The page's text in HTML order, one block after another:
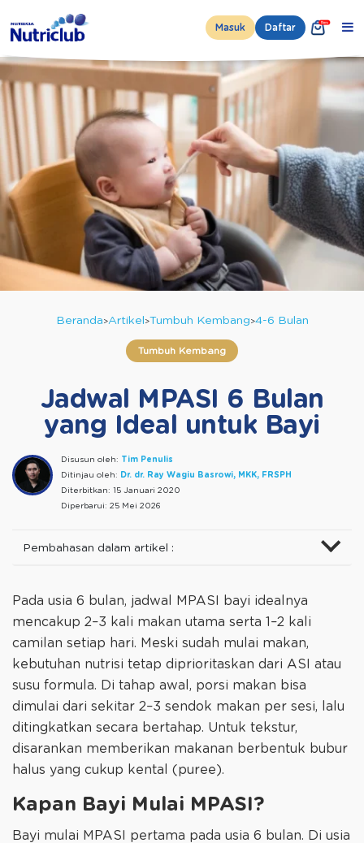
Masuk Daftar
Beranda Artikel Tumbuh Kembang 4-6 Bulan
Tumbuh Kembang
Jadwal MPASI 6 Bulan
yang Ideal untuk Bayi
Disusun oleh: Tim Penulis
Ditinjau oleh: Dr. dr. Ray Wagiu Basrowi, MKK, FRSPH
Diterbitkan: 15 Januari 2020
Diperbarui: 25 Mei 2026
Pembahasan dalam artikel :
Pada usia 6 bulan, jadwal MPASI bayi idealnya
mencakup 2–3 kali makan utama serta 1–2 kali
camilan setiap hari. Meski sudah mulai makan,
kebutuhan nutrisi tetap diprioritaskan dari ASI atau
susu formula. Di tahap awal, porsi makan bisa
dimulai dari sekitar 2–3 sendok makan per sesi, lalu
ditingkatkan secara bertahap. Untuk tekstur,
disarankan memberikan makanan berbentuk bubur
halus yang cukup kental (puree).
Kapan Bayi Mulai MPASI?
Bayi mulai MPASI pertama pada usia 6 bulan. Di usia